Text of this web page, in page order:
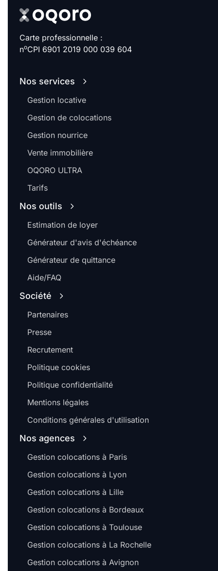
Carte professionnelle :
noCPI 6901 2019 000 039 604
Nos services
Gestion locative
Gestion de colocations
Gestion nourrice
Vente immobilière
OQORO ULTRA
Tarifs
Nos outils
Estimation de loyer
Générateur d'avis d'échéance
Générateur de quittance
Aide/FAQ
Société
Partenaires
Presse
Recrutement
Politique cookies
Politique confidentialité
Mentions légales
Conditions générales d'utilisation
Nos agences
Gestion colocations à Paris
Gestion colocations à Lyon
Gestion colocations à Lille
Gestion colocations à Bordeaux
Gestion colocations à Toulouse
Gestion colocations à La Rochelle
Gestion colocations à Avignon